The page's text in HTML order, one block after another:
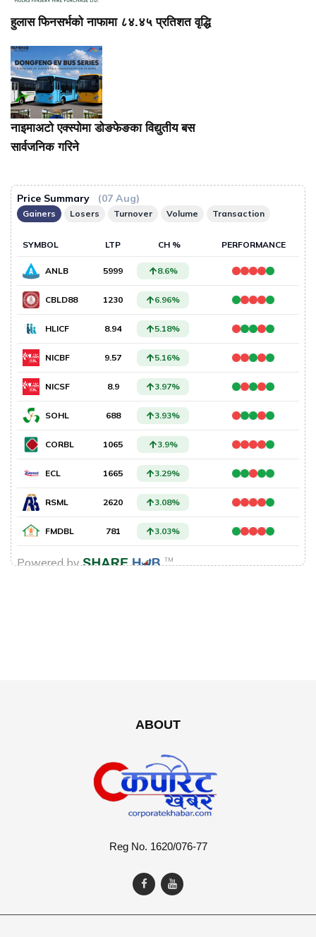
हुलास फिनसर्भको नाफामा ८४.४५ प्रतिशत वृद्धि
नाइमाअटो एक्स्पोमा डोङफेङका विद्युतीय बस
सार्वजनिक गरिने
ABOUT
Reg No. 1620/076-77